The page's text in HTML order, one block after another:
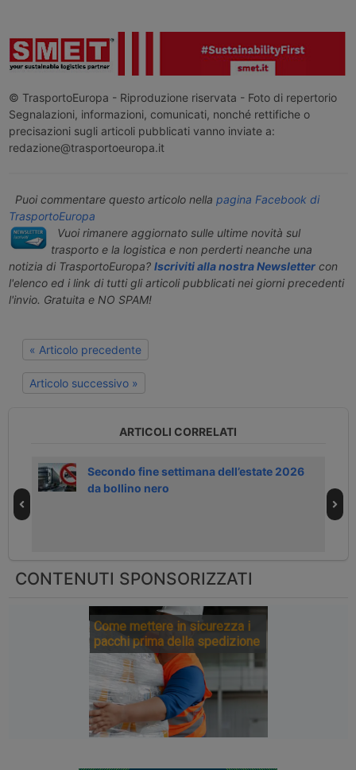
© TrasportoEuropa - Riproduzione riservata - Foto di repertorio
Segnalazioni, informazioni, comunicati, nonché rettifiche o
precisazioni sugli articoli pubblicati vanno inviate a:
redazione@trasportoeuropa.it
Puoi commentare questo articolo nella pagina Facebook di
TrasportoEuropa
Vuoi rimanere aggiornato sulle ultime novità sul
trasporto e la logistica e non perderti neanche una
notizia di TrasportoEuropa? Iscriviti alla nostra Newslettercon
l'elenco ed i link di tutti gli articoli pubblicati nei giorni precedenti
l'invio. Gratuita e NO SPAM!
« Articolo precedente
Articolo successivo »
ARTICOLI CORRELATI
Secondo fine settimana dell’estate 2026
da bollino nero
CONTENUTI SPONSORIZZATI
Come mettere in sicurezza i
pacchi prima della spedizione